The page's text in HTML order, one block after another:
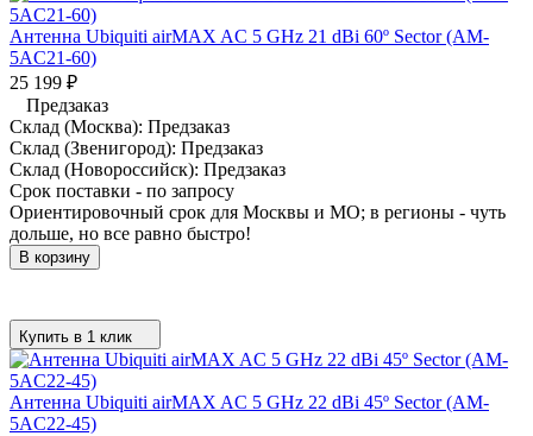
Антенна Ubiquiti airMAX AC 5 GHz 21 dBi 60º Sector (AM-
5AC21-60)
25 199 ₽
Предзаказ
Склад (Москва): Предзаказ
Склад (Звенигород): Предзаказ
Склад (Новороссийск): Предзаказ
Срок поставки - по запросу
Ориентировочный срок для Москвы и МО; в регионы - чуть
дольше, но все равно быстро!
В корзину
Купить в 1 клик
Антенна Ubiquiti airMAX AC 5 GHz 22 dBi 45º Sector (AM-
5AC22-45)